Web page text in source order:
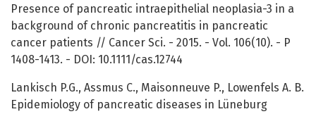
Presence of pancreatic intraepithelial neoplasia-3 in a
background of chronic pancreatitis in pancreatic
cancer patients // Cancer Sci. - 2015. - Vol. 106(10). - P
1408-1413. - DOI: 10.1111/cas.12744
Lankisch P.G., Assmus C., Maisonneuve P., Lowenfels A. B.
Epidemiology of pancreatic diseases in Lüneburg